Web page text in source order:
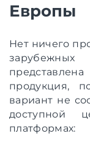
Европы
Нет ничего
зарубежных
продукция,
вариант не
доступной
платформах: